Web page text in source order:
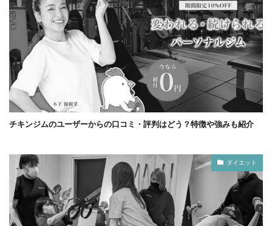
チキンジムのユーザーからの口コミ・評判はどう？特徴や強みも紹介
ダイエット